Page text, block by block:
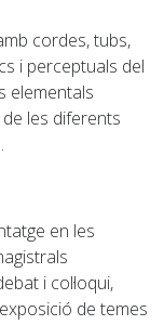
cordes, tubs,
i perceptuals del
elementals
les diferents
en les
i col·loqui,
de temes